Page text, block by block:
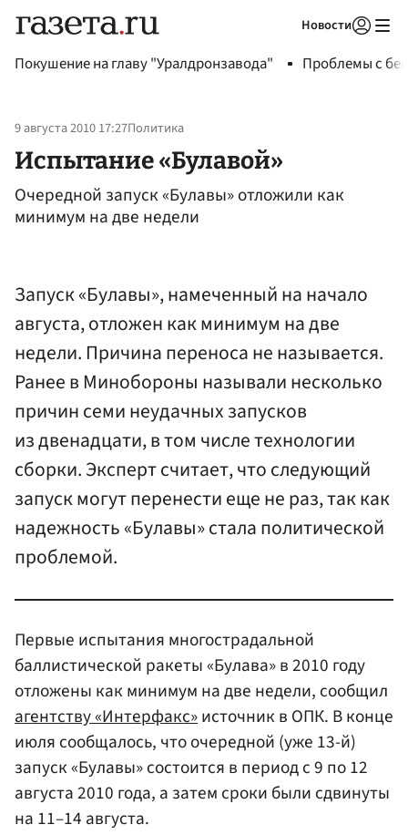
Новости
Покушение на главу "Уралдронзавода" Проблемы с
9 августа 2010 17:27Политика
Испытание «Булавой»
Очередной запуск «Булавы» отложили как
минимум на две недели
Запуск «Булавы», намеченный на начало
августа, отложен как минимум на две
недели. Причина переноса не называется.
Ранее в Минобороны называли несколько
причин семи неудачных запусков
из двенадцати, в том числе технологии
сборки. Эксперт считает, что следующий
запуск могут перенести еще не раз, так как
надежность «Булавы» стала политической
проблемой.
Первые испытания многострадальной
баллистической ракеты «Булава» в 2010 году
отложены как минимум на две недели, сообщил
агентству «Интерфакс»источник в ОПК. В конце
июля сообщалось, что очередной (уже 13-й)
запуск «Булавы» состоится в период с 9 по 12
августа 2010 года, а затем сроки были сдвинуты
на 11–14 августа.